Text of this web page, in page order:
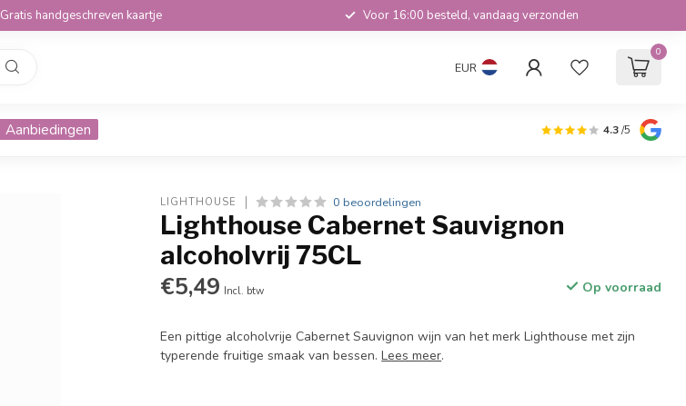
Gratis handgeschreven kaartje Voor 16:00 besteld, vandaag verzonden
EUR
0
Aanbiedingen 4.3/5
LIGHTHOUSE 0 beoordelingen
Lighthouse Cabernet Sauvignon
alcoholvrij 75CL
€5,49 Incl. btw Op voorraad
Een pittige alcoholvrije Cabernet Sauvignon wijn van het merk Lighthouse met zijn
typerende fruitige smaak van bessen.Lees meer.